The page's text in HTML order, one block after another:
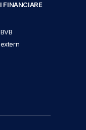
FINANCIARE